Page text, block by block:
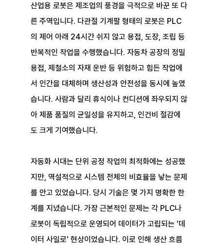
산업용 로봇은 제조업의 풍경을 극적으로 바꾼 또 다
른 주역입니다. 다관절 기계팔 형태의 로봇은 PLC
의 제어 아래 24시간 쉬지 않고 용접, 도장, 조립 등
반복적인 작업을 수행했습니다. 자동차 공장의 정밀
용접, 제철소의 자재 운반 등 위험하고 힘든 작업에
서 인간을 대체하며 생산성과 안전성을 동시에 높였
습니다. 사람과 달리 휴식이나 컨디션에 좌우되지 않
아 제품 품질의 균일성을 유지하고, 인건비 절감에
도 크게 기여했습니다.
자동화 시대는 단위 공정 작업의 최적화에는 성공했
지만, 역설적으로 시스템 전체의 비효율을 낳는 문제
를 안고 있었습니다. 당시 기술은 몇 가지 명확한 한
계를 지녔습니다. 가장 근본적인 문제는 각 PLC나
로봇이 독립적으로 운영되어 데이터가 고립되는 '데
이터 사일로' 현상이었습니다. 이로 인해 생산 흐름